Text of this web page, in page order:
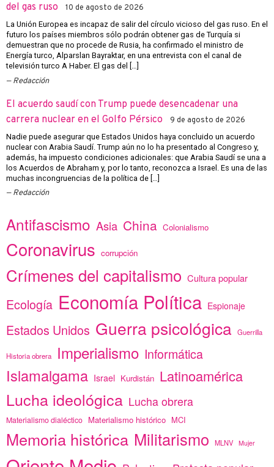
del gas ruso
10 de agosto de 2026
La Unión Europea es incapaz de salir del círculo vicioso del gas ruso. En el
futuro los países miembros sólo podrán obtener gas de Turquía si
demuestran que no procede de Rusia, ha confirmado el ministro de
Energía turco, Alparslan Bayraktar, en una entrevista con el canal de
televisión turco A Haber. El gas del […]
Redacción
El acuerdo saudí con Trump puede desencadenar una
carrera nuclear en el Golfo Pérsico
9 de agosto de 2026
Nadie puede asegurar que Estados Unidos haya concluido un acuerdo
nuclear con Arabia Saudí. Trump aún no lo ha presentado al Congreso y,
además, ha impuesto condiciones adicionales: que Arabia Saudí se una a
los Acuerdos de Abraham y, por lo tanto, reconozca a Israel. Es una de las
muchas incongruencias de la política de […]
Redacción
Antifascismo Asia China Colonialismo
Coronavirus corrupción
Crímenes del capitalismo Cultura popular
Ecología Economía Política Espionaje
Estados Unidos Guerra psicológica Guerrilla
Historia obrera Imperialismo Informática
Islamalgama Israel Kurdistán Latinoamérica
Lucha ideológica Lucha obrera
Materialismo dialéctico Materialismo histórico MCI
Memoria histórica Militarismo MLNV Mujer